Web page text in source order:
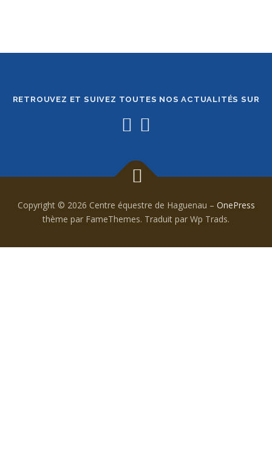
RETROUVEZ ET SUIVEZ TOUTES NOS ACTUALITÉS SUR
Copyright © 2026 Centre équestre de Haguenau – OnePress
thème par FameThemes. Traduit par Wp Trads.